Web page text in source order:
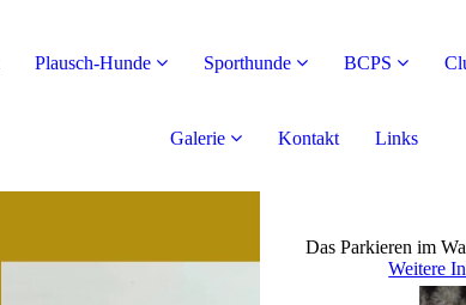
Plausch-Hunde Sporthunde BCPS
Galerie Kontakt Links
Das Parkieren im
Weitere